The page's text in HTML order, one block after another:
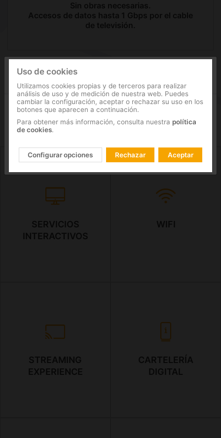
Sin obras necesarias.
Accesos de datos hasta 1 Gbps por el cable
de televisión.
SOLUCIÓN
SERVICIOS
INTERACTIVOS
WIFI
STREAMING
EXPERIENCE
CARTELERÍA
DIGITAL
Selecciona tu país
Guardar selección Ir
Uso de cookies
Utilizamos cookies propias y de terceros para realizar
análisis de uso y de medición de nuestra web. Puedes
cambiar la configuración, aceptar o rechazar su uso en los
botones que aparecen a continuación.
Para obtener más información, consulta nuestra política
de cookies.
Configurar opciones Rechazar Aceptar